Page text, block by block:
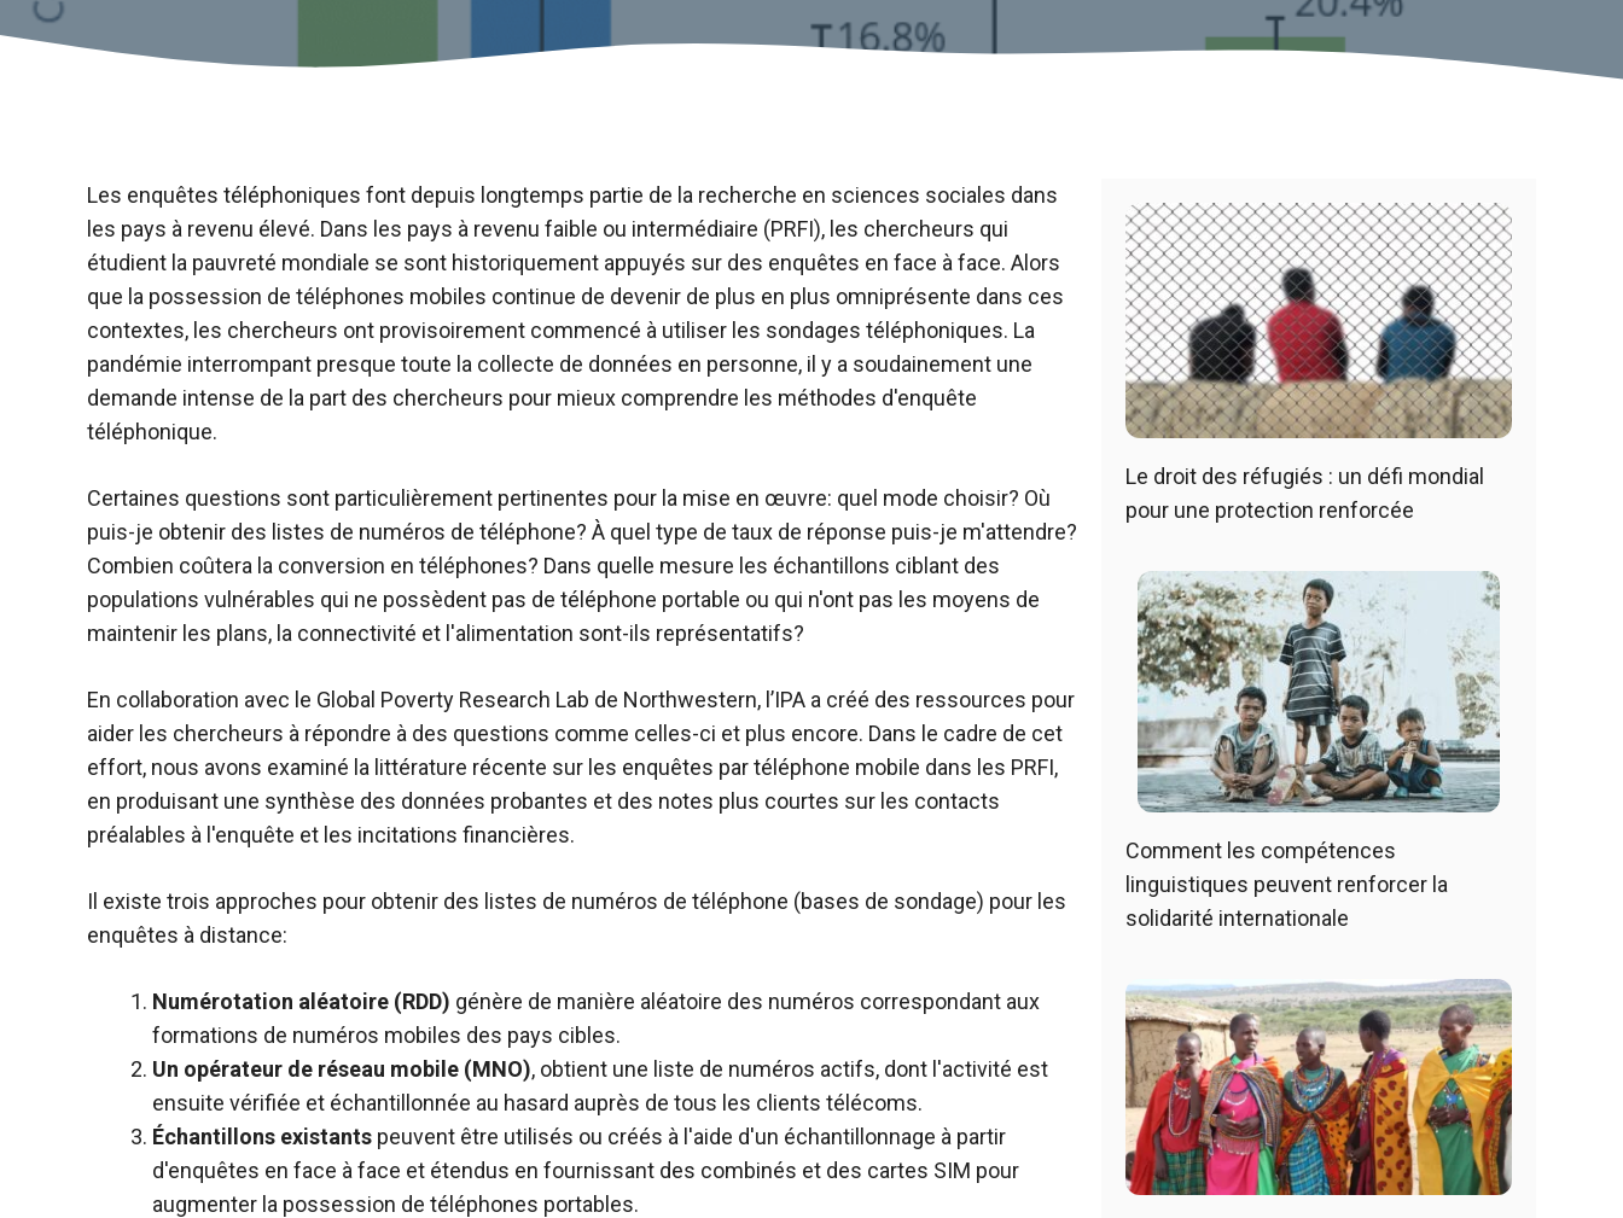
Les enquêtes téléphoniques font depuis longtemps partie de la recherche en sciences sociales dans
les pays à revenu élevé. Dans les pays à revenu faible ou intermédiaire (PRFI), les chercheurs qui
étudient la pauvreté mondiale se sont historiquement appuyés sur des enquêtes en face à face. Alors
que la possession de téléphones mobiles continue de devenir de plus en plus omniprésente dans ces
contextes, les chercheurs ont provisoirement commencé à utiliser les sondages téléphoniques. La
pandémie interrompant presque toute la collecte de données en personne, il y a soudainement une
demande intense de la part des chercheurs pour mieux comprendre les méthodes d'enquête
téléphonique.
Certaines questions sont particulièrement pertinentes pour la mise en œuvre: quel mode choisir? Où
puis-je obtenir des listes de numéros de téléphone? À quel type de taux de réponse puis-je m'attendre?
Combien coûtera la conversion en téléphones? Dans quelle mesure les échantillons ciblant des
populations vulnérables qui ne possèdent pas de téléphone portable ou qui n'ont pas les moyens de
maintenir les plans, la connectivité et l'alimentation sont-ils représentatifs?
En collaboration avec le Global Poverty Research Lab de Northwestern, l’IPA a créé des ressources pour
aider les chercheurs à répondre à des questions comme celles-ci et plus encore. Dans le cadre de cet
effort, nous avons examiné la littérature récente sur les enquêtes par téléphone mobile dans les PRFI,
en produisant une synthèse des données probantes et des notes plus courtes sur les contacts
préalables à l'enquête et les incitations financières.
Il existe trois approches pour obtenir des listes de numéros de téléphone (bases de sondage) pour les
enquêtes à distance:
Numérotation aléatoire (RDD) génère de manière aléatoire des numéros correspondant aux
formations de numéros mobiles des pays cibles.
Un opérateur de réseau mobile (MNO), obtient une liste de numéros actifs, dont l'activité est
ensuite vérifiée et échantillonnée au hasard auprès de tous les clients télécoms.
Échantillons existants peuvent être utilisés ou créés à l'aide d'un échantillonnage à partir
d'enquêtes en face à face et étendus en fournissant des combinés et des cartes SIM pour
augmenter la possession de téléphones portables.
Le droit des réfugiés : un défi mondial
pour une protection renforcée
Comment les compétences
linguistiques peuvent renforcer la
solidarité internationale